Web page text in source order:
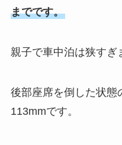
までです。
親子で車中泊は狭すぎ
後部座席を倒した状態
113mmです。